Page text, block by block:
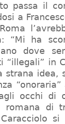
passa il
a
“Mi ha
dove
“illegali” in
strana idea,
agli occhi
romana di
Caracciolo